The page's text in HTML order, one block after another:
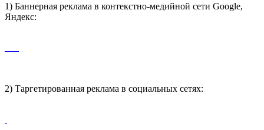
1) Баннерная реклама в контекстно-медийной сети Google,
Яндекс:
2) Таргетированная реклама в социальных сетях: